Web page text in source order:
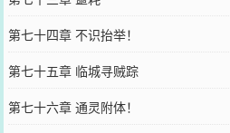
第七十四章 不识抬举！
第七十五章 临城寻贼踪
第七十六章 通灵附体！